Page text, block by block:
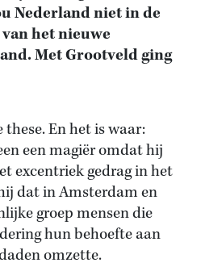
Nederland niet in de
het nieuwe
Met Grootveld ging
En het is waar:
een magiër omdat hij
excentriek gedrag in het
dat in Amsterdam en
groep mensen die
hun behoefte aan
omzette.